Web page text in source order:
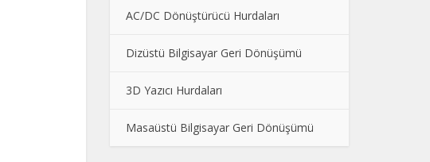
AC/DC Dönüştürücü Hurdaları
Dizüstü Bilgisayar Geri Dönüşümü
3D Yazıcı Hurdaları
Masaüstü Bilgisayar Geri Dönüşümü